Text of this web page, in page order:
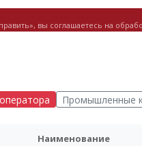
вы соглашаетесь на
Промышленные
Наименование